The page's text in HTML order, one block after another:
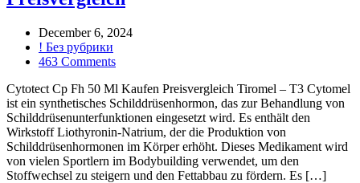
December 6, 2024
! Без рубрики
463 Comments
Cytotect Cp Fh 50 Ml Kaufen Preisvergleich Tiromel – T3 Cytomel
ist ein synthetisches Schilddrüsenhormon, das zur Behandlung von
Schilddrüsenunterfunktionen eingesetzt wird. Es enthält den
Wirkstoff Liothyronin-Natrium, der die Produktion von
Schilddrüsenhormonen im Körper erhöht. Dieses Medikament wird
von vielen Sportlern im Bodybuilding verwendet, um den
Stoffwechsel zu steigern und den Fettabbau zu fördern. Es […]